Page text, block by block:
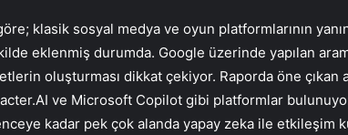
klasik sosyal medya ve oyun platformlarının
eklenmiş durumda. Google üzerinde yapılan
oluşturması dikkat çekiyor. Raporda öne çıkan
ve Microsoft Copilot gibi platformlar
kadar pek çok alanda yapay zeka ile etkileşim